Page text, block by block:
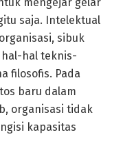
saja. Intelektual
sibuk
hal teknis-
filosofis. Pada
baru dalam
organisasi tidak
kapasitas